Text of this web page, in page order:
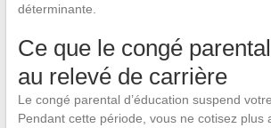
déterminante.
Ce que le congé
au relevé de carrière
Le congé parental d’éducation suspend
Pendant cette période, vous ne cotisez plus